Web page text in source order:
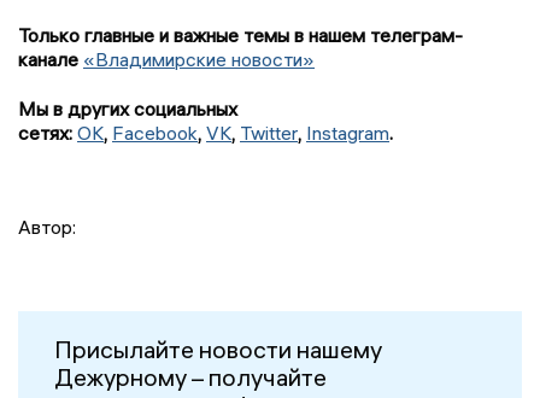
Только главные и важные темы в нашем телеграм-
канале «Владимирские новости»
Мы в других социальных
сетях: OK, Facebook, VK, Twitter, Instagram.
Автор:
Присылайте новости нашему
Дежурному – получайте